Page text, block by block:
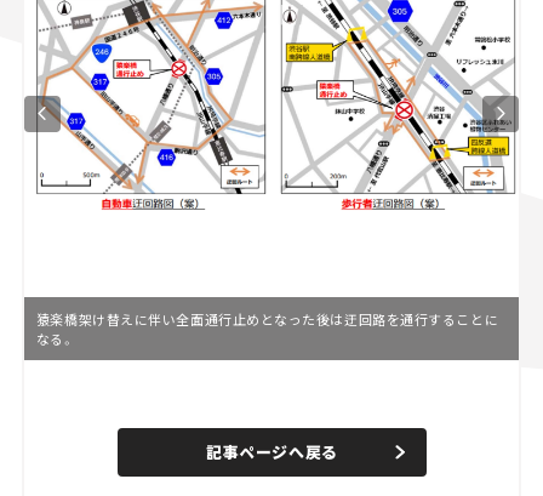
猿楽橋架け替えに伴い全面通行止めとなった後は迂回路を通行することに
なる。
n
e
d
記事ページへ戻る